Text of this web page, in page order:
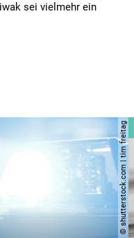
sei vielmehr ein
© shutterstock.com | tim freitag